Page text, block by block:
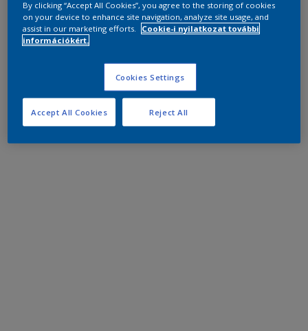
By clicking “Accept All Cookies”, you agree to the storing of cookies
on your device to enhance site navigation, analyze site usage, and
assist in our marketing efforts.
Cookie-i nyilatkozat további
információkért.
Cookies Settings
Reject All
Accept All Cookies